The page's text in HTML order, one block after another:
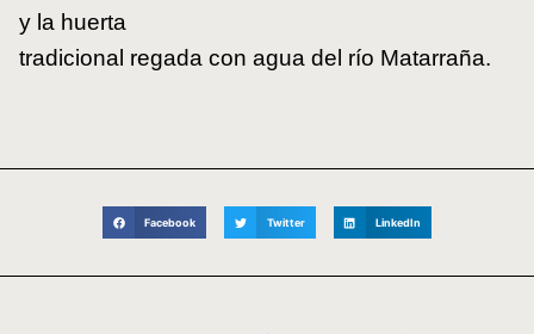
y la huerta
tradicional regada con agua del río Matarraña.
Facebook Twitter LinkedIn